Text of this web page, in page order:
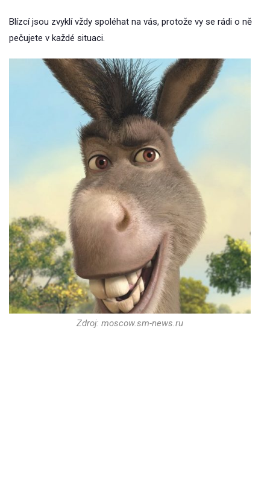
Blízcí jsou zvyklí vždy spoléhat na vás, protože vy se rádi o ně
pečujete v každé situaci.
Zdroj: moscow.sm-news.ru